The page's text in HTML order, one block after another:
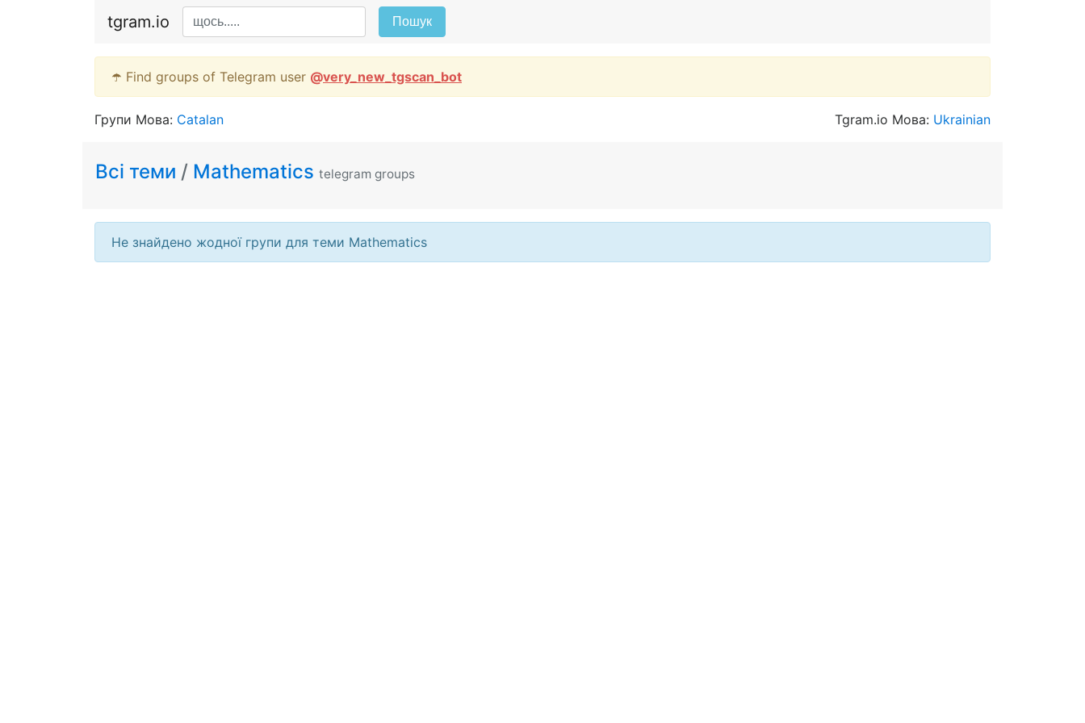
tgram.io Пошук
☂️ Find groups of Telegram user @very_new_tgscan_bot
Групи Мова: Catalan Tgram.io Мова: Ukrainian
Всі теми / Mathematics telegram groups
Не знайдено жодної групи для теми Mathematics